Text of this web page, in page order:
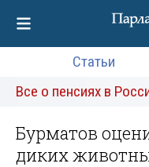
Статьи
Все о пенсиях в
Бурматов
диких